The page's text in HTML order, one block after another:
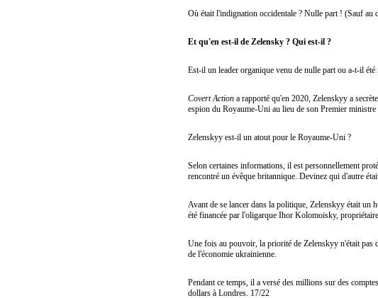
Où était l'indignation occidentale ? Nulle part ! (Sauf au
Et qu'en est-il de Zelensky ? Qui est-il ?
Est-il un leader organique venu de nulle part ou a-t-il été
Covert Action a rapporté qu'en 2020, Zelenskyy a
espion du Royaume-Uni au lieu de son Premier ministre
Zelenskyy est-il un atout pour le Royaume-Uni ?
Selon certaines informations, il est personnellement
rencontré un évêque britannique. Devinez qui d'autre
Avant de se lancer dans la politique, Zelenskyy était un
été financée par l'oligarque Ihor Kolomoisky,
Une fois au pouvoir, la priorité de Zelenskyy n'était pas
de l'économie ukrainienne.
Pendant ce temps, il a versé des millions sur des
dollars à Londres. 17/22